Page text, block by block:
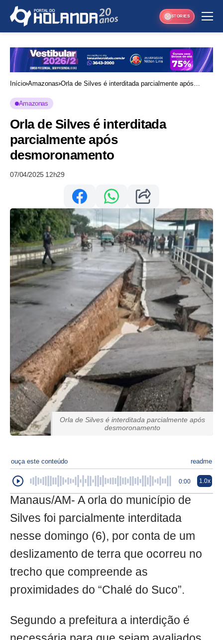
STORIES
Início Amazonas Orla de Silves é interditada parcialmente após
Amazonas
Orla de Silves é interditada
parcialmente após
desmoronamento
07/04/2025 12h29
Orla de Silves é interditada parcialmente após
desmoronamento
ouça este conteúdo readme
0:00 1.0x
Manaus/AM- A orla do município de
Silves foi parcialmente interditada
nesse domingo (6), por conta de um
deslizamento de terra que ocorreu no
trecho que compreende as
proximidades do “Chalé do Suco”.
Segundo a prefeitura a interdição é